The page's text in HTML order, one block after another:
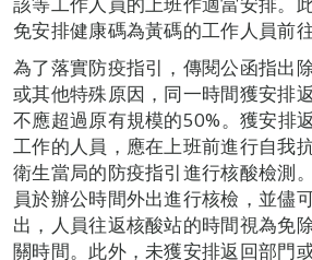
免安排健康碼為黃碼的工作人員前往
為了落實防疫指引，傳閱公函指出
或其他特殊原因，同一時間獲安排
不應超過原有規模的50%。獲安排
工作的人員，應在上班前進行自我
衛生當局的防疫指引進行核酸檢測
員於辦公時間外出進行核檢，並儘
出，人員往返核酸站的時間視為免
關時間。此外，未獲安排返回部門